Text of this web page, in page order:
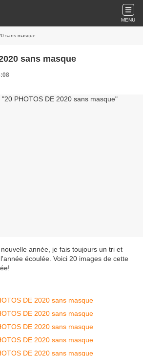
MENU
sans masque
sans masque
année, je fais toujours un tri et
écoulée. Voici 20 images de cette